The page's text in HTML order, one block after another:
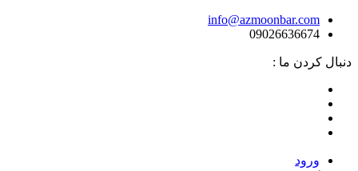
info@azmoonbar.com
09026636674
دنبال کردن ما :
ورود